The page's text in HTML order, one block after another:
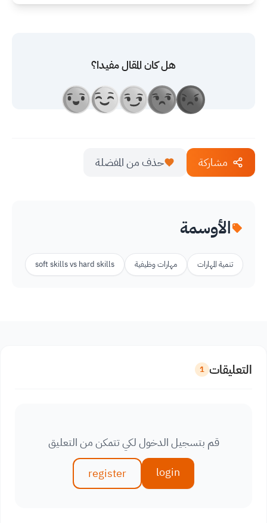
هل كان المقال مفيدا؟
مشاركة حذف من المفضلة
الأوسمة
تنمية المهارات مهارات وظيفية soft skills vs hard skills
التعليقات 1
قم بتسجيل الدخول لكي تتمكن من التعليق
login
register